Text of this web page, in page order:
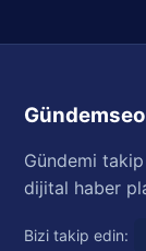
Gündemseo
Gündemi
dijital haber
Bizi takip edin: